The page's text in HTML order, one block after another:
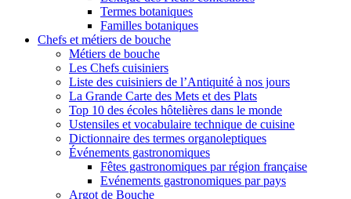
Termes botaniques
Familles botaniques
Chefs et métiers de bouche
Métiers de bouche
Les Chefs cuisiniers
Liste des cuisiniers de l’Antiquité à nos jours
La Grande Carte des Mets et des Plats
Top 10 des écoles hôtelières dans le monde
Ustensiles et vocabulaire technique de cuisine
Dictionnaire des termes organoleptiques
Événements gastronomiques
Fêtes gastronomiques par région française
Evénements gastronomiques par pays
Argot de Bouche